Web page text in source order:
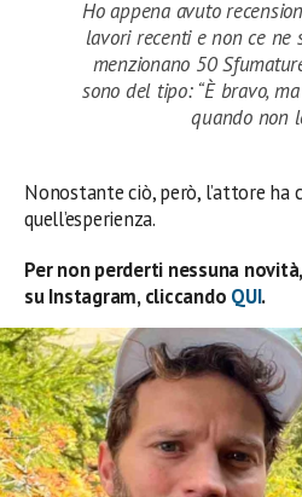
Ho appena avuto
lavori recenti e non ce ne
menzionano 50
sono del tipo: “È bravo,
quando non
Nonostante ciò, però, l’attore ha
quell’esperienza.
Per non perderti nessuna
su Instagram, cliccando QUI.